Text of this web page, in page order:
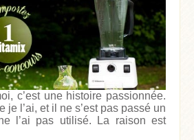
c’est une histoire passionnée.
je l’ai, et il ne s’est pas passé un
l’ai pas utilisé. La raison est